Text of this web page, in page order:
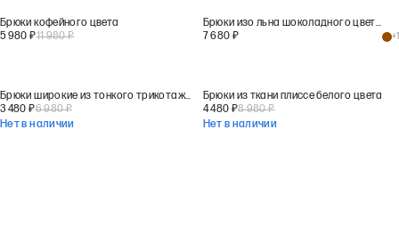
Брюки кофейного цвета
5 980 ₽11 980₽
Брюки изо льна шоколадного цвета
7 680 ₽ +1
Брюки широкие из тонкого трикотажа серого цвета
3 480 ₽6 980₽
Нет в наличии
Брюки из ткани плиссе белого цвета
4 480 ₽8 980₽
Нет в наличии